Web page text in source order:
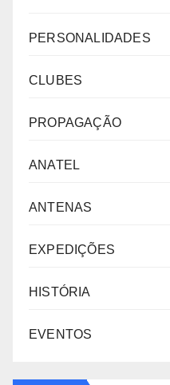
PERSONALIDADES
CLUBES
PROPAGAÇÃO
ANATEL
ANTENAS
EXPEDIÇÕES
HISTÓRIA
EVENTOS